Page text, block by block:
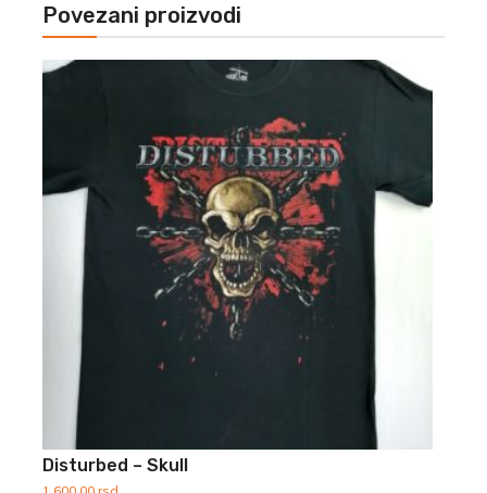
Povezani proizvodi
Disturbed – Skull